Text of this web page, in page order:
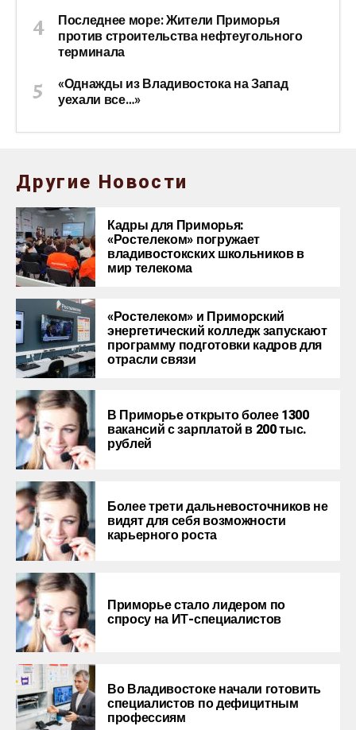
Последнее море: Жители Приморья
против строительства нефтеугольного
терминала
«Однажды из Владивостока на Запад
уехали все…»
Другие Новости
Кадры для Приморья:
«Ростелеком» погружает
владивостокских школьников в
мир телекома
«Ростелеком» и Приморский
энергетический колледж запускают
программу подготовки кадров для
отрасли связи
В Приморье открыто более 1300
вакансий с зарплатой в 200 тыс.
рублей
Более трети дальневосточников не
видят для себя возможности
карьерного роста
Приморье стало лидером по
спросу на ИТ-специалистов
Во Владивостоке начали готовить
специалистов по дефицитным
профессиям